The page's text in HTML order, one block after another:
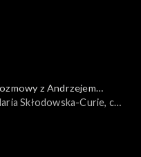
z Andrzejem
Skłodowska-Curie, cz.